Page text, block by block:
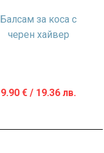
Балсам за коса с
черен хайвер
9.90€ / 19.36 лв.